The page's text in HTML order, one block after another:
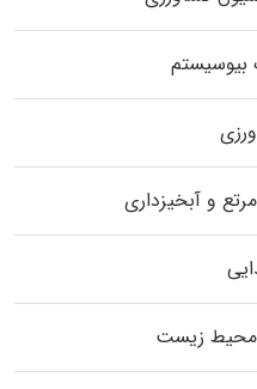
بیوسیستم
و آبخیزداری
محیط زیست